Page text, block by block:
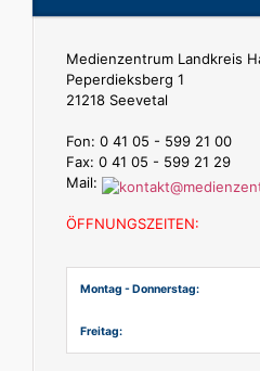
Medienzentrum Landkreis
Peperdieksberg 1
21218 Seevetal
Fon: 0 41 05 - 599 21 00
Fax: 0 41 05 - 599 21 29
Mail:
ÖFFNUNGSZEITEN:
Montag - Donnerstag:
Freitag: